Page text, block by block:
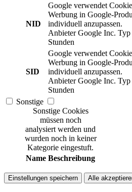
NID
Google verwendet
Werbung in Google-
individuell anzupassen.
Anbieter Google Inc. Typ
Stunden
SID
Google verwendet
Werbung in Google-
individuell anzupassen.
Anbieter Google Inc. Typ
Stunden
Sonstige
Sonstige Cookies
müssen noch
analysiert werden und
wurden noch in keiner
Kategorie eingestuft.
Name Beschreibung
Einstellungen speichern Alle